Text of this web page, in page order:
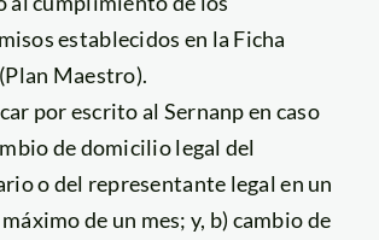
establecidos en la Ficha
Maestro).
por escrito al Sernanp en caso
de domicilio legal del
o del representante legal en un
de un mes; y, b) cambio de